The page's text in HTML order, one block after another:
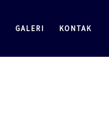
GALERI KONTAK